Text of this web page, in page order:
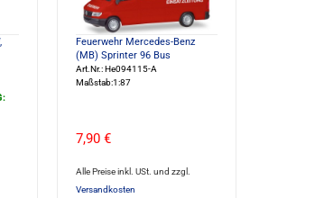
Feuerwehr Mercedes-Benz
(MB) Sprinter 96 Bus
Art.Nr.: He094115-A
Maßstab:1:87
7,90 €
Alle Preise inkl. USt. und zzgl.
Versandkosten